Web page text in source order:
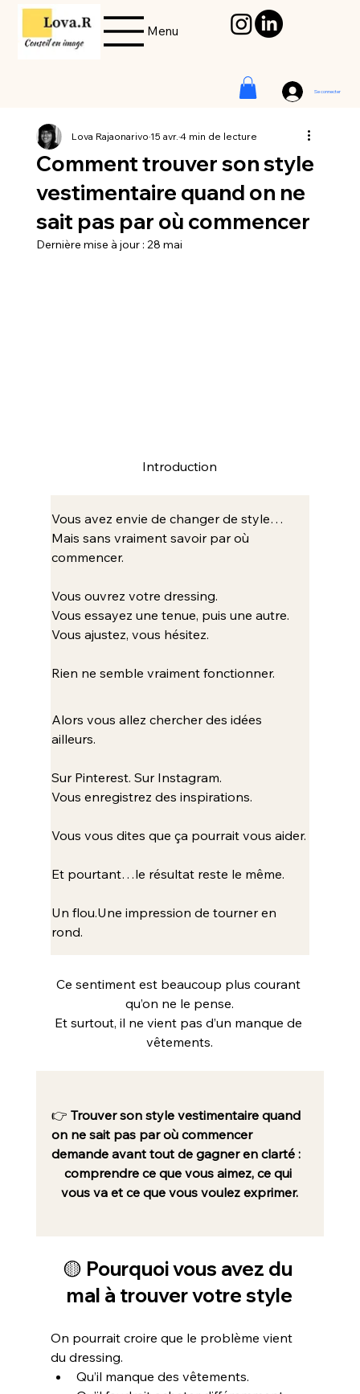
Menu
Se connecter
Comment trouver son style
vestimentaire quand on ne
sait pas par où commencer
Lova Rajaonarivo15 avr. 4 min de lecture
Dernière mise à jour : 28 mai
Introduction
Vous avez envie de changer de style…
Mais sans vraiment savoir par où
commencer.
Vous ouvrez votre dressing.
Vous essayez une tenue, puis une autre.
Vous ajustez, vous hésitez.
Rien ne semble vraiment fonctionner.
Alors vous allez chercher des idées
ailleurs.
Sur Pinterest. Sur Instagram.
Vous enregistrez des inspirations.
Vous vous dites que ça pourrait vous aider.
Et pourtant…le résultat reste le même.
Un flou.Une impression de tourner en
rond.
Ce sentiment est beaucoup plus courant
qu’on ne le pense.
Et surtout, il ne vient pas d’un manque de
vêtements.
👉 Trouver son style vestimentaire quand
on ne sait pas par où commencer
demande avant tout de gagner en clarté :
comprendre ce que vous aimez, ce qui
vous va et ce que vous voulez exprimer.
🟡 Pourquoi vous avez du
mal à trouver votre style
On pourrait croire que le problème vient
du dressing.
Qu’il manque des vêtements.